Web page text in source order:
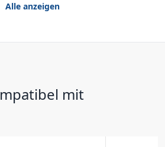
Alle anzeigen
mit